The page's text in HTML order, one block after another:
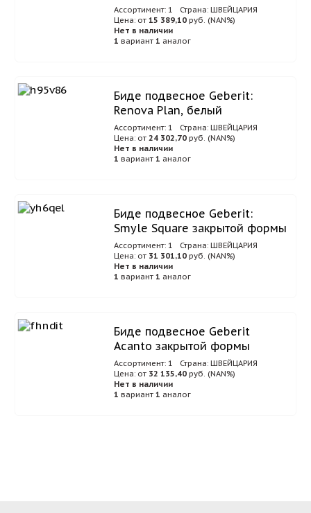
Ассортимент: 1
Страна: ШВЕЙЦАРИЯ
Цена: от 15 389,10 руб. (NAN%)
Нет в наличии
1 вариант 1 аналог
Биде подвесное Geberit:
Renova Plan, белый
Ассортимент: 1
Страна: ШВЕЙЦАРИЯ
Цена: от 24 302,70 руб. (NAN%)
Нет в наличии
1 вариант 1 аналог
Биде подвесное Geberit:
Smyle Square закрытой формы
Ассортимент: 1
Страна: ШВЕЙЦАРИЯ
Цена: от 31 301,10 руб. (NAN%)
Нет в наличии
1 вариант 1 аналог
Биде подвесное Geberit
Acanto закрытой формы
Ассортимент: 1
Страна: ШВЕЙЦАРИЯ
Цена: от 32 135,40 руб. (NAN%)
Нет в наличии
1 вариант 1 аналог